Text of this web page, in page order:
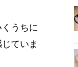
うちに
ていま